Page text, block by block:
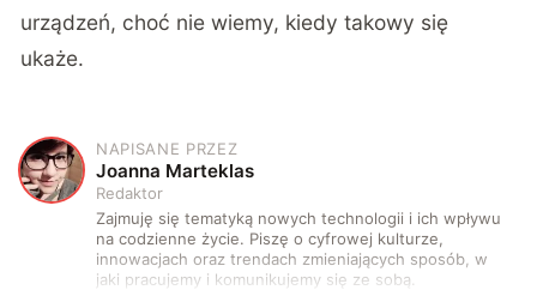
urządzeń, choć nie wiemy, kiedy takowy się
ukaże.
J
NAPISANE PRZEZ
Joanna Marteklas
Redaktor
Zajmuję się tematyką nowych technologii i ich wpływu
na codzienne życie. Piszę o cyfrowej kulturze,
innowacjach oraz trendach zmieniających sposób, w
jaki pracujemy i komunikujemy się ze sobą.